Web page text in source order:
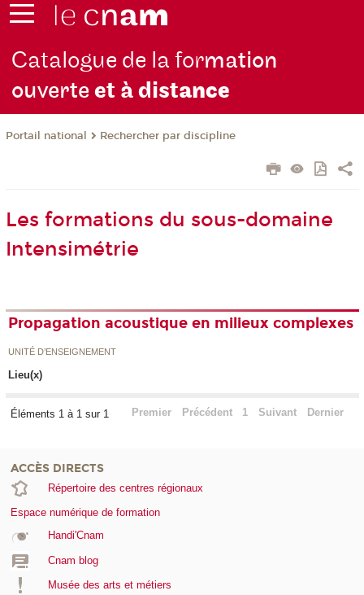
Catalogue de la formation
ouverteet à distance
Portail national Rechercher par discipline
Les formations du sous-domaine
Intensimétrie
Propagation acoustique en milieux complexes
UNITÉ D’ENSEIGNEMENT
Lieu(x)
Éléments 1 à 1 sur 1 Premier Précédent 1 Suivant Dernier
ACCÈS DIRECTS
Répertoire des centres régionaux
Espace numérique de formation
Handi'Cnam
Cnam blog
Musée des arts et métiers